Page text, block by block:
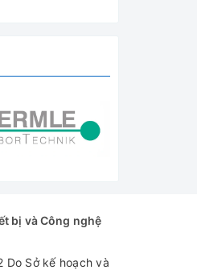
bị và Công nghệ
Do Sở kế hoạch và